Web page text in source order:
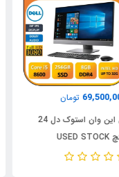
تومان
آل این وان استوک دل 24
اینچ USED STOCK
ALLINONE DELL